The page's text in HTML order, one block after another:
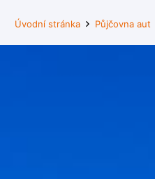
Úvodní stránka Půjčovna aut